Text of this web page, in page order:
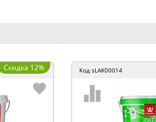
Скидка 12% Код sLAK00014